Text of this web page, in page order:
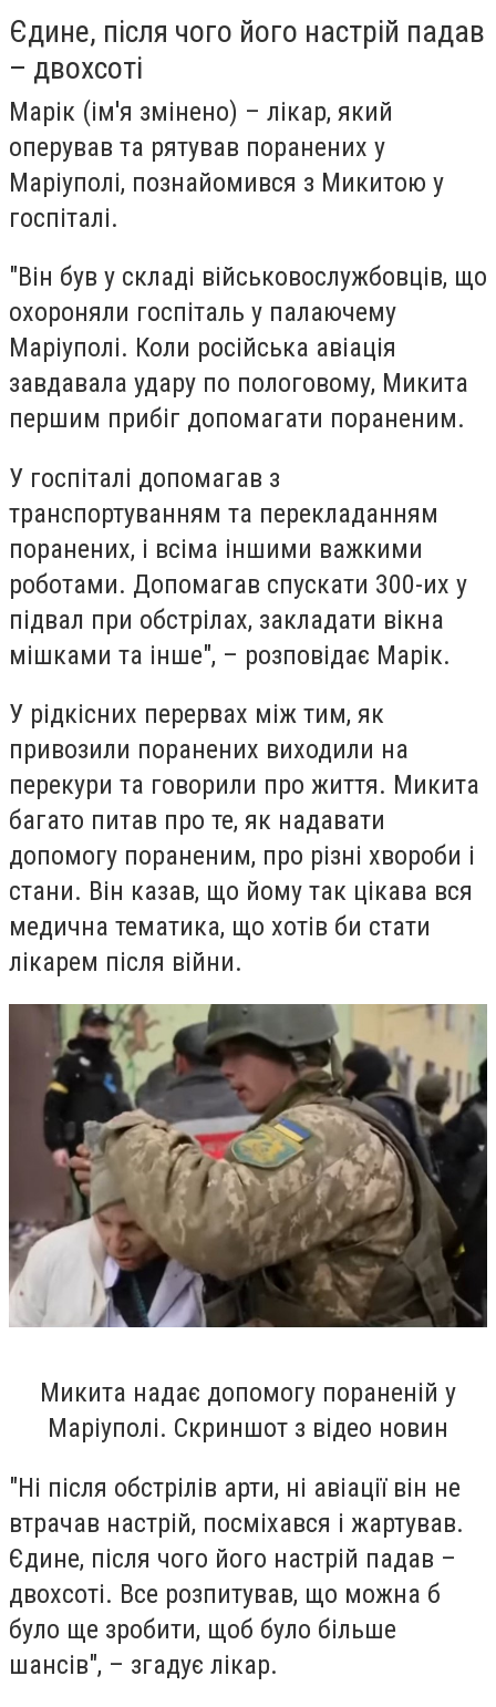
Єдине, після чого його настрій падав
– двохсоті
Марік (ім'я змінено) – лікар, який
оперував та рятував поранених у
Маріуполі, познайомився з Микитою у
госпіталі.
"Він був у складі військовослужбовців, що
охороняли госпіталь у палаючему
Маріуполі. Коли російська авіація
завдавала удару по пологовому, Микита
першим прибіг допомагати пораненим.
У госпіталі допомагав з
транспортуванням та перекладанням
поранених, і всіма іншими важкими
роботами. Допомагав спускати 300-их у
підвал при обстрілах, закладати вікна
мішками та інше", – розповідає Марік.
У рідкісних перервах між тим, як
привозили поранених виходили на
перекури та говорили про життя. Микита
багато питав про те, як надавати
допомогу пораненим, про різні хвороби і
стани. Він казав, що йому так цікава вся
медична тематика, що хотів би стати
лікарем після війни.
Микита надає допомогу пораненій у
Маріуполі. Скриншот з відео новин
"Ні після обстрілів арти, ні авіації він не
втрачав настрій, посміхався і жартував.
Єдине, після чого його настрій падав –
двохсоті. Все розпитував, що можна б
було ще зробити, щоб було більше
шансів", – згадує лікар.